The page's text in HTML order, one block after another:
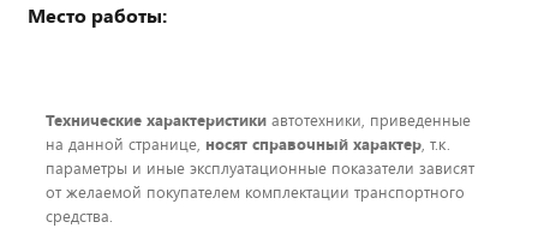
Место работы:
Технические характеристики автотехники, приведенные
на данной странице, носят справочный характер , т.к.
параметры и иные эксплуатационные показатели зависят
от желаемой покупателем комплектации транспортного
средства.